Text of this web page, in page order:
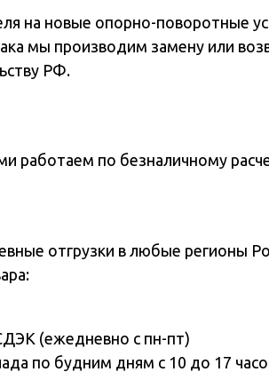
на новые опорно-поворотные
мы производим замену или
РФ.
работаем по безналичному
отгрузки в любые регионы
(ежедневно с пн-пт)
по будним дням с 10 до 17